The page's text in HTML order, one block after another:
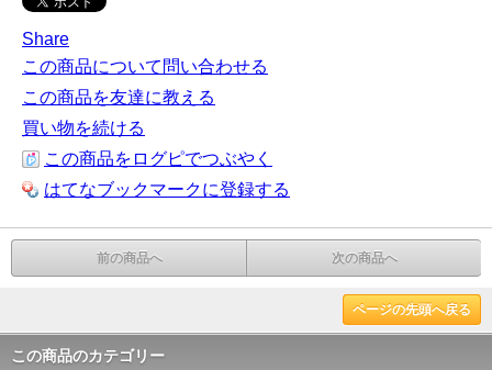
Share
この商品について問い合わせる
この商品を友達に教える
買い物を続ける
この商品をログピでつぶやく
はてなブックマークに登録する
前の商品へ 次の商品へ
ページの先頭へ戻る
この商品のカテゴリー